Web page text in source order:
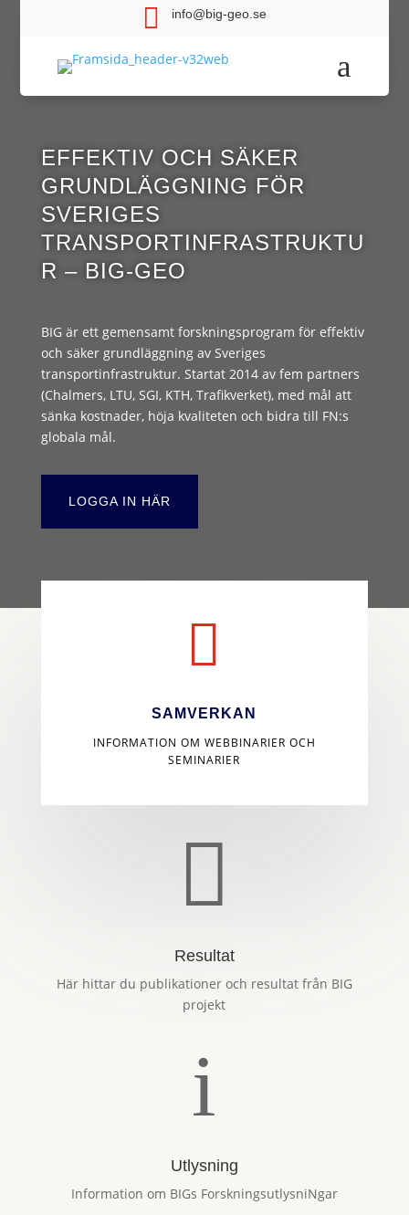
 info@big-geo.se
a
EFFEKTIV OCH SÄKER
GRUNDLÄGGNING FÖR
SVERIGES
TRANSPORTINFRASTRUKTU
R – BIG-GEO
BIG är ett gemensamt forskningsprogram för effektiv
och säker grundläggning av Sveriges
transportinfrastruktur. Startat 2014 av fem partners
(Chalmers, LTU, SGI, KTH, Trafikverket), med mål att
sänka kostnader, höja kvaliteten och bidra till FN:s
globala mål.
LOGGA IN HÄR

SAMVERKAN
INFORMATION OM WEBBINARIER OCH
SEMINARIER

Resultat
Här hittar du publikationer och resultat från BIG
projekt
i
Utlysning
Information om BIGs ForskningsutlysniNgar